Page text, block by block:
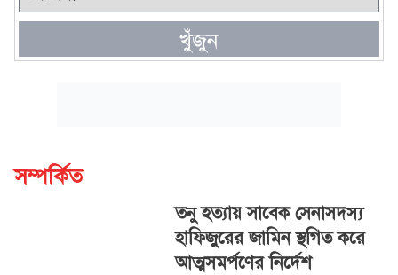
খুঁজুন
সম্পর্কিত
তনু হত্যায় সাবেক সেনাসদস্য
হাফিজুরের জামিন স্থগিত করে
আত্মসমর্পণের নির্দেশ